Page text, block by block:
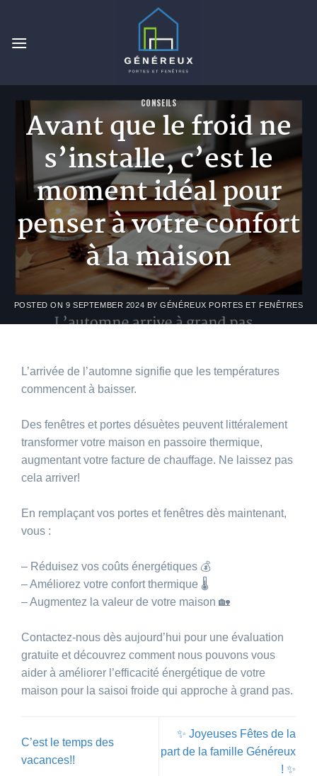
content
CONSEILS
Avant que le froid ne
s’installe, c’est le
moment idéal pour
penser à votre confort
à la maison
POSTED ON9 SEPTEMBER 2024 BYGÉNÉREUX PORTES ET FENÊTRES
L’arrivée de l’automne signifie que les températures
commencent à baisser.
Des fenêtres et portes désuètes peuvent littéralement
transformer votre maison en passoire thermique,
augmentant votre facture de chauffage. Ne laissez pas
cela arriver!
En remplaçant vos portes et fenêtres dès maintenant,
vous :
– Réduisez vos coûts énergétiques 💰
– Améliorez votre confort thermique 🌡️
– Augmentez la valeur de votre maison 🏡
Contactez-nous dès aujourd’hui pour une évaluation
gratuite et découvrez comment nous pouvons vous
aider à améliorer l’efficacité énergétique de votre
maison pour la saisoi froide qui approche à grand pas.
C’est le temps des
vacances!!
✨ Joyeuses Fêtes de la
part de la famille Généreux
! ✨